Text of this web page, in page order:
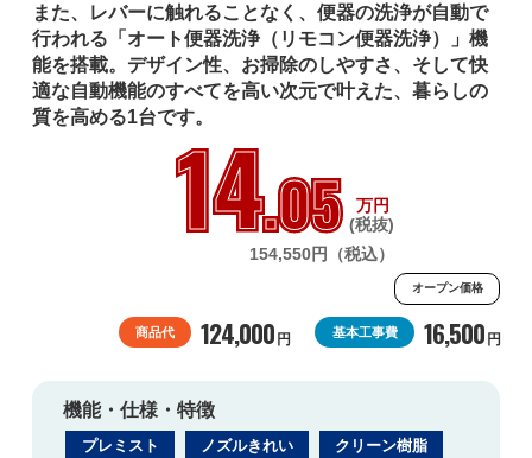
また、レバーに触れることなく、便器の洗浄が自動で
行われる「オート便器洗浄（リモコン便器洗浄）」機
能を搭載。デザイン性、お掃除のしやすさ、そして快
適な自動機能のすべてを高い次元で叶えた、暮らしの
質を高める1台です。14.05
万円
(税抜)
154,550円（税込）
オープン価格
商品代 124,000 円 基本工事費 16,500 円
機能・仕様・特徴
プレミスト ノズルきれい クリーン樹脂